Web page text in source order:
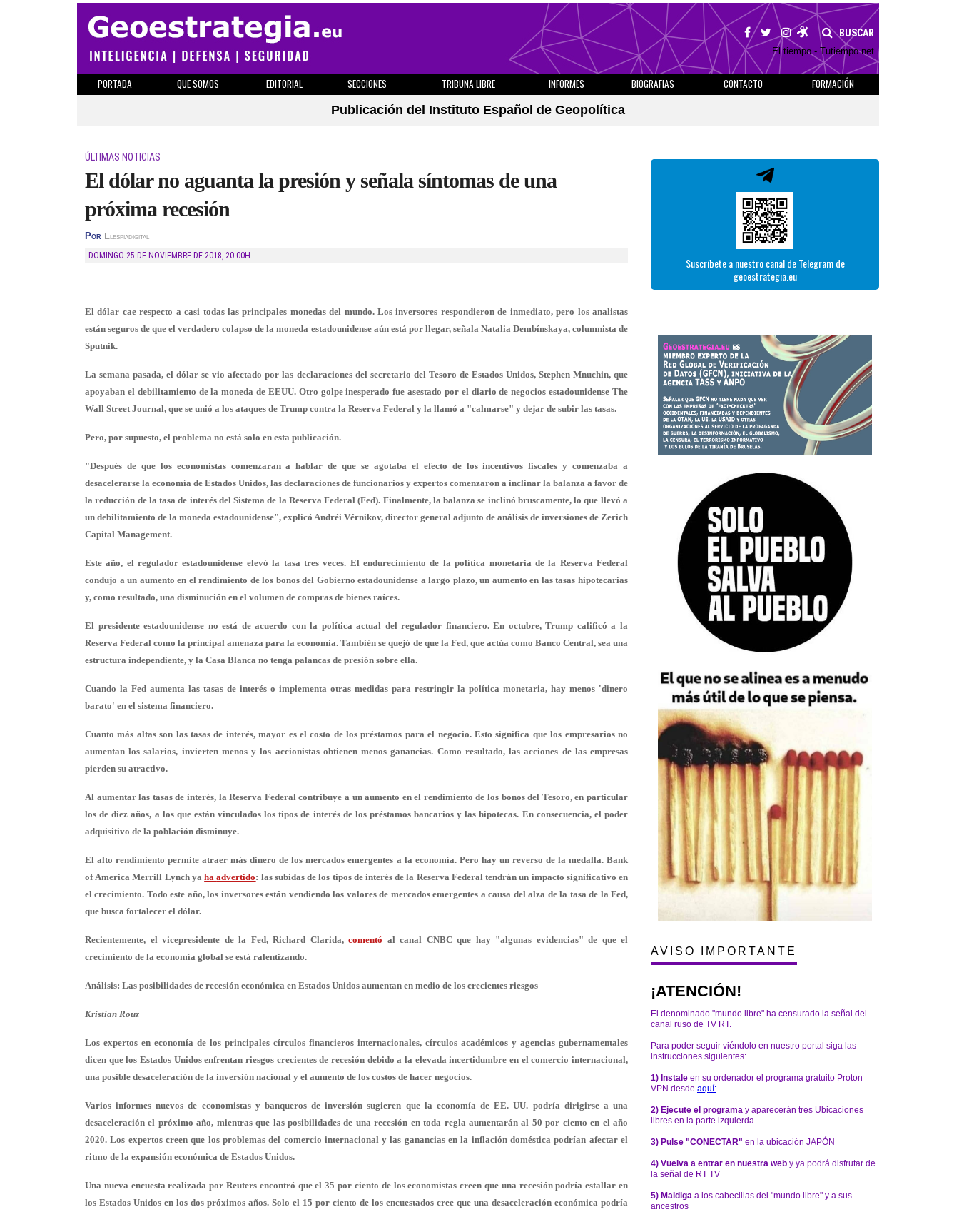
BUSCAR
El tiempo - Tutiempo.net
PORTADA QUE SOMOS EDITORIAL SECCIONES TRIBUNA LIBRE INFORMES BIOGRAFIAS CONTACTO
FORMACIÓN
Publicación del Instituto Español de Geopolítica
ÚLTIMAS NOTICIAS
El dólar no aguanta la presión y señala síntomas de una
próxima recesión
Por Elespiadigital
DOMINGO 25 DE NOVIEMBRE DE 2018, 20:00H
El dólar cae respecto a casi todas las principales monedas del mundo. Los inversores respondieron de inmediato, pero los analistas
están seguros de que el verdadero colapso de la moneda estadounidense aún está por llegar, señala Natalia Dembínskaya, columnista de
Sputnik.
La semana pasada, el dólar se vio afectado por las declaraciones del secretario del Tesoro de Estados Unidos, Stephen Mnuchin, que
apoyaban el debilitamiento de la moneda de EEUU. Otro golpe inesperado fue asestado por el diario de negocios estadounidense The
Wall Street Journal, que se unió a los ataques de Trump contra la Reserva Federal y la llamó a "calmarse" y dejar de subir las tasas.
Pero, por supuesto, el problema no está solo en esta publicación.
"Después de que los economistas comenzaran a hablar de que se agotaba el efecto de los incentivos fiscales y comenzaba a
desacelerarse la economía de Estados Unidos, las declaraciones de funcionarios y expertos comenzaron a inclinar la balanza a favor de
la reducción de la tasa de interés del Sistema de la Reserva Federal (Fed). Finalmente, la balanza se inclinó bruscamente, lo que llevó a
un debilitamiento de la moneda estadounidense", explicó Andréi Vérnikov, director general adjunto de análisis de inversiones de Zerich
Capital Management.
Este año, el regulador estadounidense elevó la tasa tres veces. El endurecimiento de la política monetaria de la Reserva Federal
condujo a un aumento en el rendimiento de los bonos del Gobierno estadounidense a largo plazo, un aumento en las tasas hipotecarias
y, como resultado, una disminución en el volumen de compras de bienes raíces.
El presidente estadounidense no está de acuerdo con la política actual del regulador financiero. En octubre, Trump calificó a la
Reserva Federal como la principal amenaza para la economía. También se quejó de que la Fed, que actúa como Banco Central, sea una
estructura independiente, y la Casa Blanca no tenga palancas de presión sobre ella.
Cuando la Fed aumenta las tasas de interés o implementa otras medidas para restringir la política monetaria, hay menos 'dinero
barato' en el sistema financiero.
Cuanto más altas son las tasas de interés, mayor es el costo de los préstamos para el negocio. Esto significa que los empresarios no
aumentan los salarios, invierten menos y los accionistas obtienen menos ganancias. Como resultado, las acciones de las empresas
pierden su atractivo.
Al aumentar las tasas de interés, la Reserva Federal contribuye a un aumento en el rendimiento de los bonos del Tesoro, en particular
los de diez años, a los que están vinculados los tipos de interés de los préstamos bancarios y las hipotecas. En consecuencia, el poder
adquisitivo de la población disminuye.
El alto rendimiento permite atraer más dinero de los mercados emergentes a la economía. Pero hay un reverso de la medalla. Bank
of America Merrill Lynch yahaadvertido: las subidas de los tipos de interés de la Reserva Federal tendrán un impacto significativo en
el crecimiento. Todo este año, los inversores están vendiendo los valores de mercados emergentes a causa del alza de la tasa de la Fed,
que busca fortalecer el dólar.
Recientemente, el vicepresidente de la Fed, Richard Clarida, comentó al canal CNBC que hay "algunas evidencias" de que el
crecimiento de la economía global se está ralentizando.
Análisis: Las posibilidades de recesión económica en Estados Unidos aumentan en medio de los crecientes riesgos
Kristian Rouz
Los expertos en economía de los principales círculos financieros internacionales, círculos académicos y agencias gubernamentales
dicen que los Estados Unidos enfrentan riesgos crecientes de recesión debido a la elevada incertidumbre en el comercio internacional,
una posible desaceleración de la inversión nacional y el aumento de los costos de hacer negocios.
Varios informes nuevos de economistas y banqueros de inversión sugieren que la economía de EE. UU. podría dirigirse a una
desaceleración el próximo año, mientras que las posibilidades de una recesión en toda regla aumentarán al 50 por ciento en el año
2020. Los expertos creen que los problemas del comercio internacional y las ganancias en la inflación doméstica podrían afectar el
ritmo de la expansión económica de Estados Unidos.
Una nueva encuesta realizada por Reuters encontró que el 35 por ciento de los economistas creen que una recesión podría estallar en
los Estados Unidos en los dos próximos años. Solo el 15 por ciento de los encuestados cree que una desaceleración económica podría
Suscríbete a nuestro canal de Telegram de
geoestrategia.eu
AVISO IMPORTANTE
¡ATENCIÓN!
El denominado "mundo libre" ha censurado la señal del
canal ruso de TV RT.
Para poder seguir viéndolo en nuestro portal siga las
instrucciones siguientes:
1) Instale en su ordenador el programa gratuito Proton
VPN desde aquí:
2) Ejecute el programa y aparecerán tres Ubicaciones
libres en la parte izquierda
3) Pulse "CONECTAR" en la ubicación JAPÓN
4) Vuelva a entrar en nuestra web y ya podrá disfrutar de
la señal de RT TV
5) Maldiga a los cabecillas del "mundo libre" y a sus
ancestros